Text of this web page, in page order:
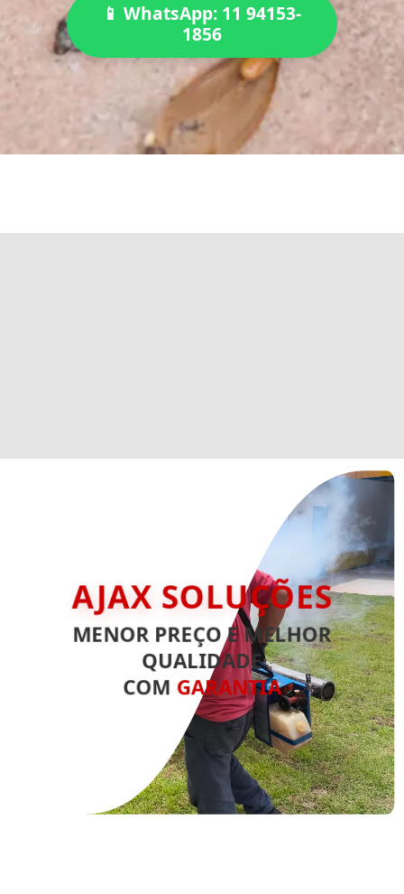
📱 WhatsApp: 11 94153-
1856
AJAX SOLUÇÕES
MENOR PREÇO E MELHOR
QUALIDADE
COM GARANTIA